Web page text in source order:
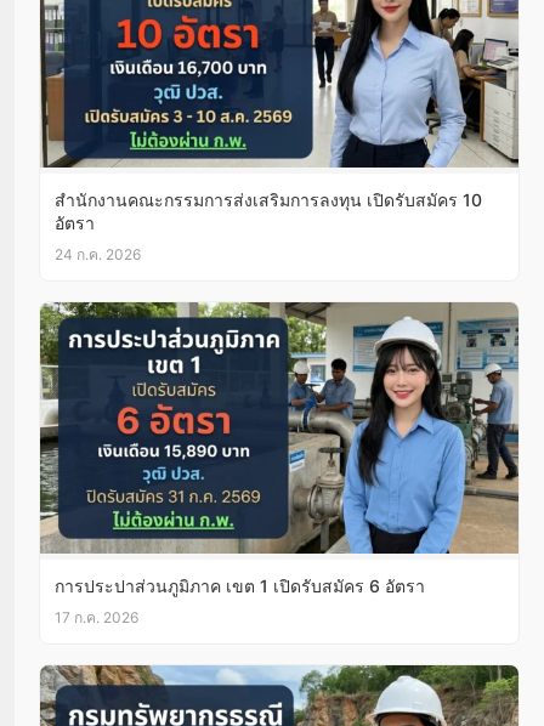
สำนักงานคณะกรรมการส่งเสริมการลงทุน เปิดรับสมัคร 10
อัตรา
24 ก.ค. 2026
การประปาส่วนภูมิภาค เขต 1 เปิดรับสมัคร 6 อัตรา
17 ก.ค. 2026